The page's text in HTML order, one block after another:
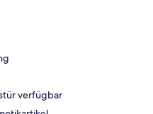
verfügbar